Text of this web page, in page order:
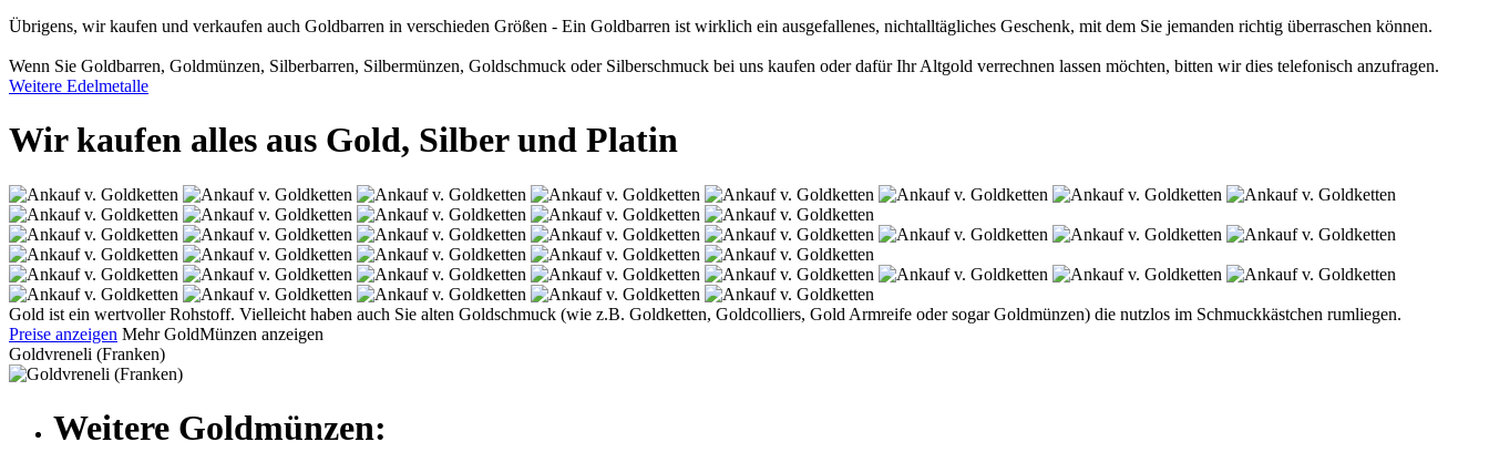
Übrigens, wir kaufen und verkaufen auch Goldbarren in verschieden Größen - Ein Goldbarren ist wirklich ein ausgefallenes, nichtalltägliches Geschenk, mit dem Sie jemanden richtig überraschen können.
Wenn Sie Goldbarren, Goldmünzen, Silberbarren, Silbermünzen, Goldschmuck oder Silberschmuck bei uns kaufen oder dafür Ihr Altgold verrechnen lassen möchten, bitten wir dies telefonisch anzufragen.
Weitere Edelmetalle
Wir kaufen alles aus Gold, Silber und Platin
Gold ist ein wertvoller Rohstoff. Vielleicht haben auch Sie alten Goldschmuck (wie z.B. Goldketten, Goldcolliers, Gold Armreife oder sogar Goldmünzen) die nutzlos im Schmuckkästchen rumliegen.
Preise anzeigen Mehr GoldMünzen anzeigen
Goldvreneli (Franken)
Weitere Goldmünzen: